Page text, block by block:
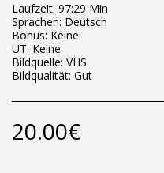
Laufzeit: 97:29 Min
Sprachen: Deutsch
Bonus: Keine
UT: Keine
Bildquelle: VHS
Bildqualität: Gut
20.00€